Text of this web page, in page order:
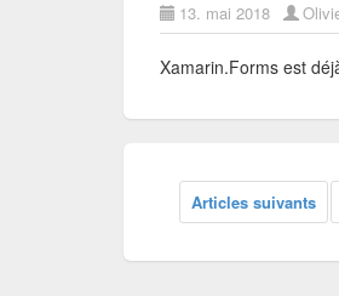
13. mai 2018
Xamarin.Forms est
Articles suivants